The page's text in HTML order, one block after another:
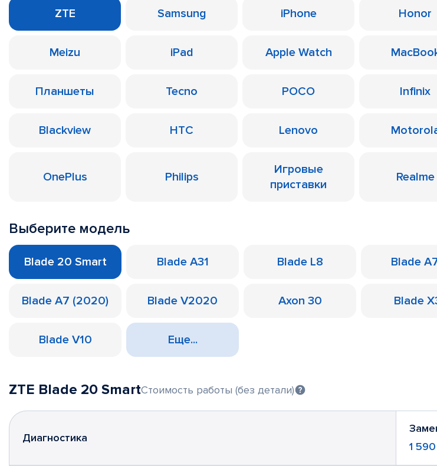
ZTE Samsung iPhone Honor
Meizu iPad Apple Watch
Планшеты Tecno POCO Infinix
Blackview HTC Lenovo
OnePlus Philips
Игровые
приставки
Realme
Выберите модель
Blade 20 Smart Blade A31 Blade L8 Blade
Blade A7 (2020) Blade V2020 Axon 30 Blade
Blade V10 Еще...
ZTE Blade 20 SmartСтоимость работы (без детали)
Диагностика
1